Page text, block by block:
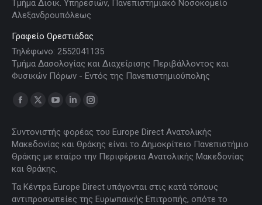
Τμήμα Διοικ. Υπηρεσιών, Πανεπιστημιακό Νοσοκομείο
Αλεξανδρουπόλεως
Γραφείο Ορεστιάδας
Τηλέφωνο: 2552041135
Τμήμα Δασολογίας και Διαχείρισης Περιβάλλοντος και
Φυσικών Πόρων - Εντός της Πανεπιστημιούπολης
Find us on:
Facebook
opens
in
new
window
X
opens
new
window
YouTube
opens
in
new
window
Linkedin
opens
window
Instagram
opens
window
Συντονιστής φορέας του Europe Direct Ανατολικής
Μακεδονίας και Θράκης είναι το Δημοκρίτειο Πανεπιστήμιο
Θράκης με εταίρο την Περιφέρεια Ανατολικής Μακεδονίας
και Θράκης.
Τα Κέντρα Europe Direct υπάγονται στις κατά τόπους
αντιπροσωπείες της Ευρωπαϊκής Επιτροπής, οπότε το